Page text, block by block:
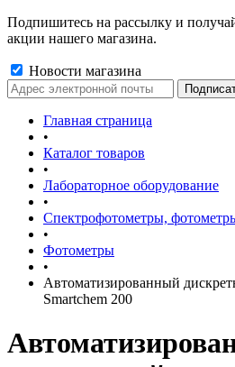
Подпишитесь на рассылку и
акции нашего магазина.
Новости магазина
Главная страница
•
Каталог товаров
•
Лабораторное оборудование
•
Спектрофотометры,
•
Фотометры
•
Автоматизированный
Smartchem 200